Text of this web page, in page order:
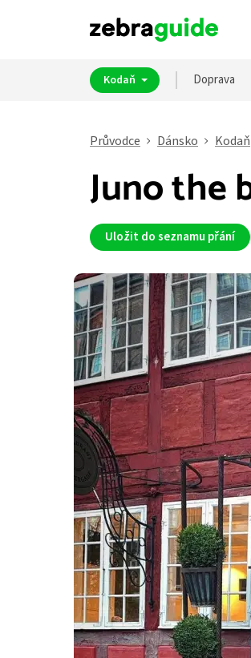
Kodaň Doprava
Průvodce Dánsko Kodaň
Juno the
Uložit do seznamu přání